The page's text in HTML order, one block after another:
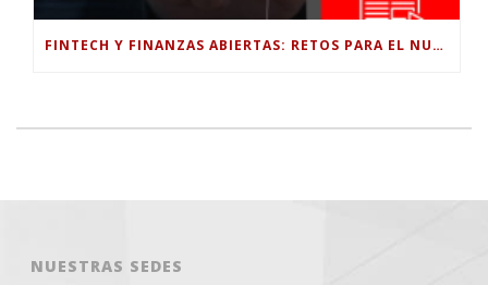
FINTECH Y FINANZAS ABIERTAS: RETOS PARA EL NUEVO GOBIERNO COLOMBIANO
NUESTRAS SEDES